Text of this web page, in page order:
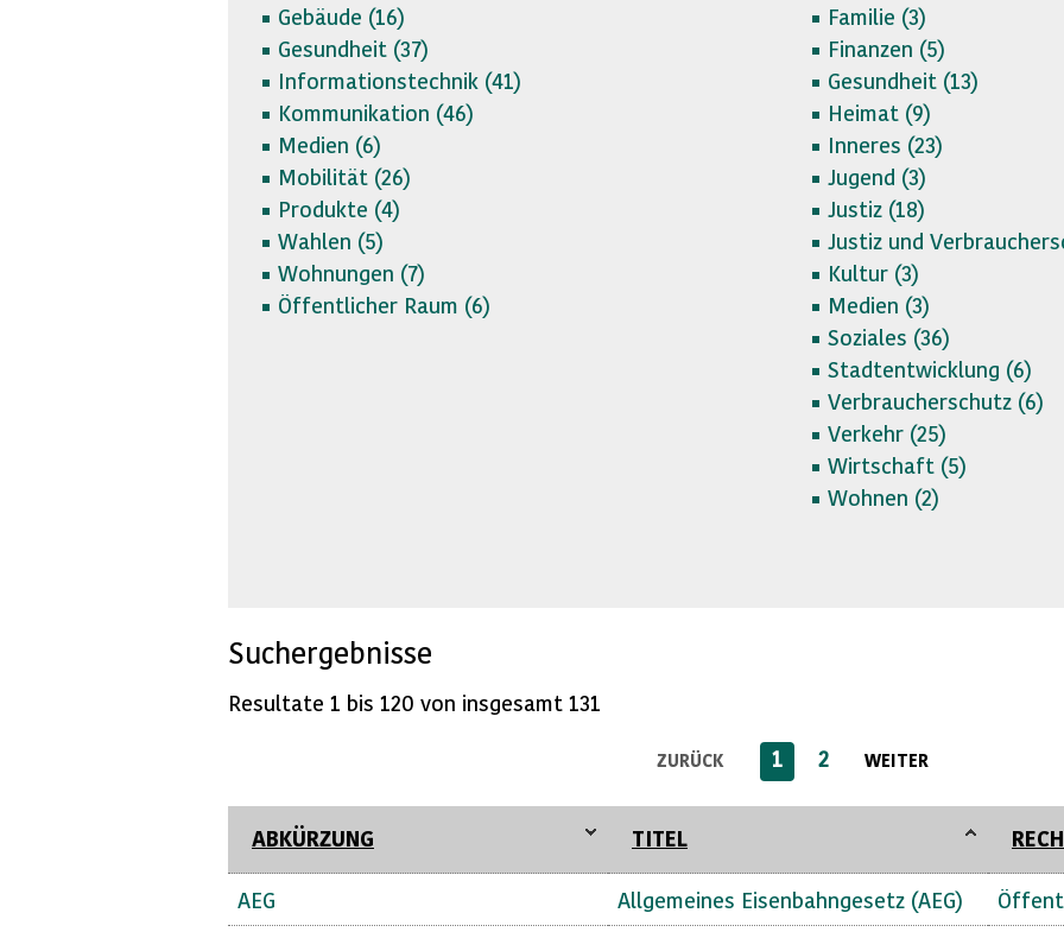
Gebäude (16)
Gesundheit (37)
Informationstechnik (41)
Kommunikation (46)
Medien (6)
Mobilität (26)
Produkte (4)
Wahlen (5)
Wohnungen (7)
Öffentlicher Raum (6)
Familie (3)
Finanzen (5)
Gesundheit (13)
Heimat (9)
Inneres (23)
Jugend (3)
Justiz (18)
Justiz und
Kultur (3)
Medien (3)
Soziales (36)
Stadtentwicklung (6)
Verbraucherschutz (6)
Verkehr (25)
Wirtschaft (5)
Wohnen (2)
Suchergebnisse
Resultate 1 bis 120 von insgesamt 131
ZURÜCK 1 2 WEITER
ABKÜRZUNG TITEL
AEG Allgemeines Eisenbahngesetz (AEG)